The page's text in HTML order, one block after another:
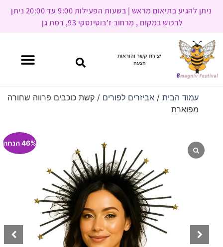
ניתן להגיע בתיאום מראש | בשעות הפעילות 9:00 עד 20:00 ניתן
לרכוש במקום , מרחוב ז’בוטינסקי 93, רמת גן
יצירת קשר והוראות
הגעה
עמוד הבית/ אביזרים לפורים / קשת כוכבים פרווה שחורה
מפוארת
46% הנחה